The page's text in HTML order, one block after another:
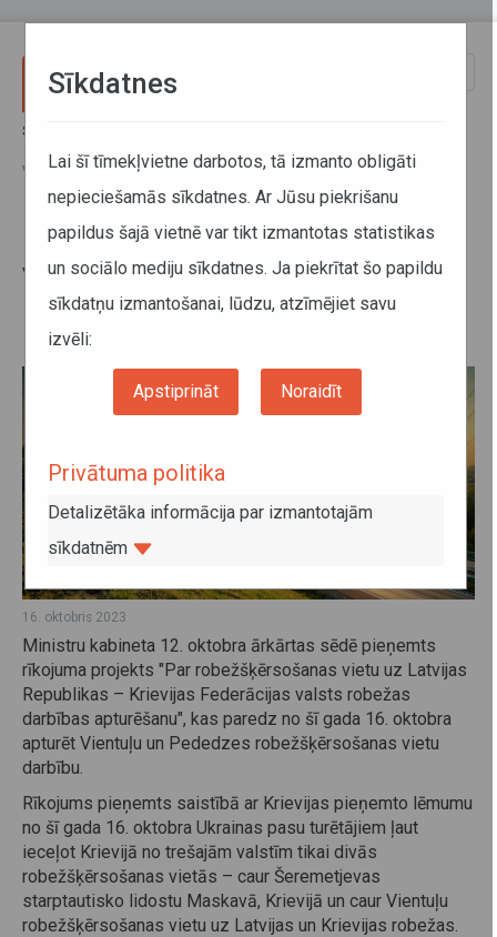
Sākums
vietu darbība uz Latvijas robežas ar Krieviju
No 16. oktobra tiks apturēta
Vientuļu un Pededzes
robežšķērsošanas vietu darbība
uz Latvijas robežas ar Krieviju
16. oktobris 2023
Ministru kabineta 12. oktobra ārkārtas sēdē pieņemts
rīkojuma projekts "Par robežšķērsošanas vietu uz Latvijas
Republikas – Krievijas Federācijas valsts robežas
darbības apturēšanu", kas paredz no šī gada 16. oktobra
apturēt Vientuļu un Pededzes robežšķērsošanas vietu
darbību.
Rīkojums pieņemts saistībā ar Krievijas pieņemto lēmumu
no šī gada 16. oktobra Ukrainas pasu turētājiem ļaut
ieceļot Krievijā no trešajām valstīm tikai divās
robežšķērsošanas vietās – caur Šeremetjevas
starptautisko lidostu Maskavā, Krievijā un caur Vientuļu
robežšķērsošanas vietu uz Latvijas un Krievijas robežas.
Sīkdatnes
Lai šī tīmekļvietne darbotos, tā izmanto obligāti
nepieciešamās sīkdatnes. Ar Jūsu piekrišanu
papildus šajā vietnē var tikt izmantotas statistikas
un sociālo mediju sīkdatnes. Ja piekrītat šo papildu
sīkdatņu izmantošanai, lūdzu, atzīmējiet savu
izvēli:
Apstiprināt Noraidīt
Privātuma politika
Detalizētāka informācija par izmantotajām
sīkdatnēm